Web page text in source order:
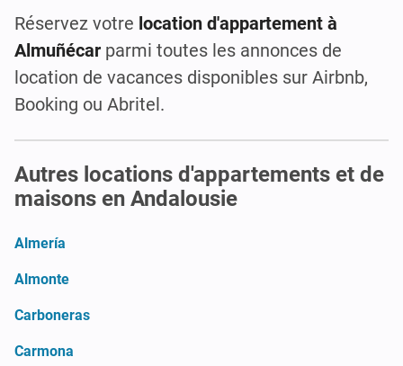
Réservez votre location d'appartement à
Almuñécar parmi toutes les annonces de
location de vacances disponibles sur Airbnb,
Booking ou Abritel.
Autres locations d'appartements et de
maisons en Andalousie
Almería
Almonte
Carboneras
Carmona